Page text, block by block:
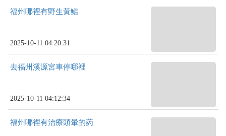
福州哪裡有野生黃鱔
2025-10-11 04:20:31
去福州溪源宮車停哪裡
2025-10-11 04:12:34
福州哪裡有治療頭暈的葯